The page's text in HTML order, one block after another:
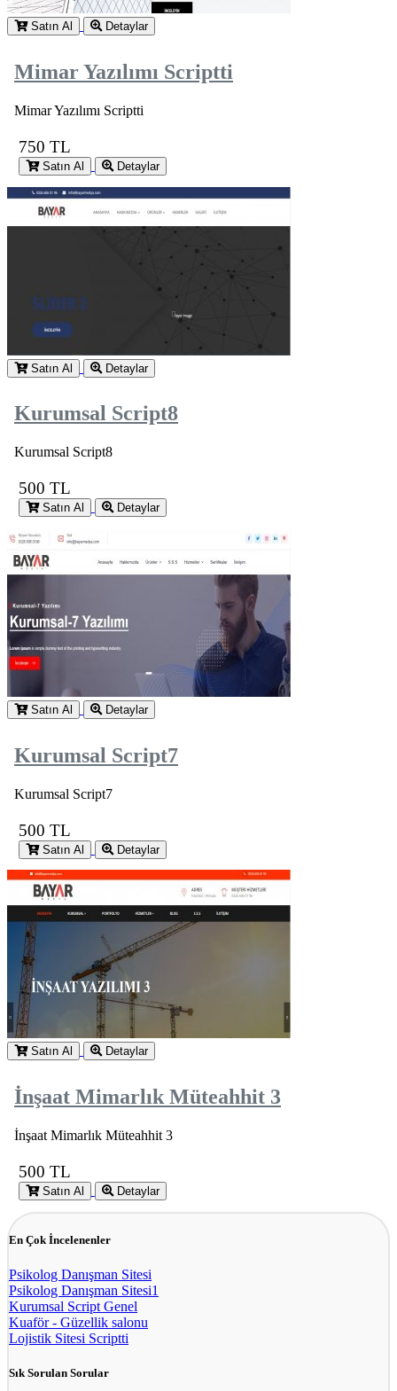
Satın Al Detaylar
Mimar Yazılımı Scriptti
Mimar Yazılımı Scriptti
750 TL
Satın Al Detaylar
Satın Al Detaylar
Kurumsal Script8
Kurumsal Script8
500 TL
Satın Al Detaylar
Satın Al Detaylar
Kurumsal Script7
Kurumsal Script7
500 TL
Satın Al Detaylar
Satın Al Detaylar
İnşaat Mimarlık Müteahhit 3
İnşaat Mimarlık Müteahhit 3
500 TL
Satın Al Detaylar
En Çok İncelenenler
Psikolog Danışman Sitesi
Psikolog Danışman Sitesi1
Kurumsal Script Genel
Kuaför - Güzellik salonu
Lojistik Sitesi Scriptti
Sık Sorulan Sorular